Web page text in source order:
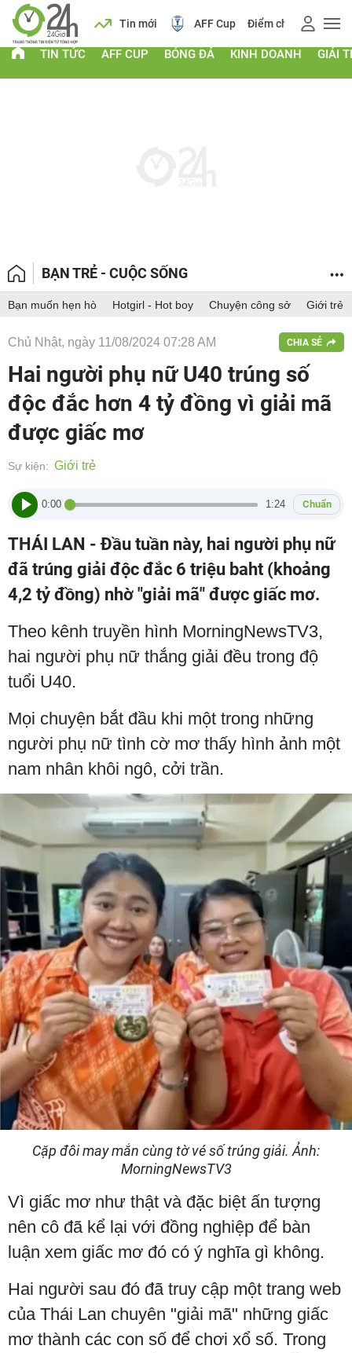
Lịch Tin mới AFF Cup Điểm chuẩn 2026
TIN TỨC AFF CUP BÓNG ĐÁ KINH DOANH GIẢI
BẠN TRẺ - CUỘC SỐNG
Bạn muốn hẹn hò Hotgirl - Hot boy Chuyện công sở Giới trẻ
Chủ Nhật, ngày 11/08/2024 07:28 AM CHIA SẺ
Hai người phụ nữ U40 trúng số
độc đắc hơn 4 tỷ đồng vì giải mã
được giấc mơ
Sự kiện: Giới trẻ
0:00 1:24 Chuẩn
THÁI LAN - Đầu tuần này, hai người phụ nữ
đã trúng giải độc đắc 6 triệu baht (khoảng
4,2 tỷ đồng) nhờ "giải mã" được giấc mơ.
Theo kênh truyền hình MorningNewsTV3,
hai người phụ nữ thắng giải đều trong độ
tuổi U40.
Mọi chuyện bắt đầu khi một trong những
người phụ nữ tình cờ mơ thấy hình ảnh một
nam nhân khôi ngô, cởi trần.
Cặp đôi may mắn cùng tờ vé số trúng giải. Ảnh:
MorningNewsTV3
Vì giấc mơ như thật và đặc biệt ấn tượng
nên cô đã kể lại với đồng nghiệp để bàn
luận xem giấc mơ đó có ý nghĩa gì không.
Hai người sau đó đã truy cập một trang web
của Thái Lan chuyên "giải mã" những giấc
mơ thành các con số để chơi xổ số. Trong